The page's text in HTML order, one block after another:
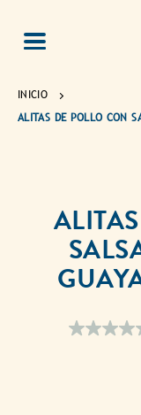
INICIO
ALITAS DE POLLO CON